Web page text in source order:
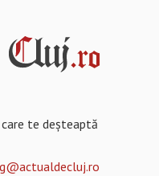
care te deșteaptă